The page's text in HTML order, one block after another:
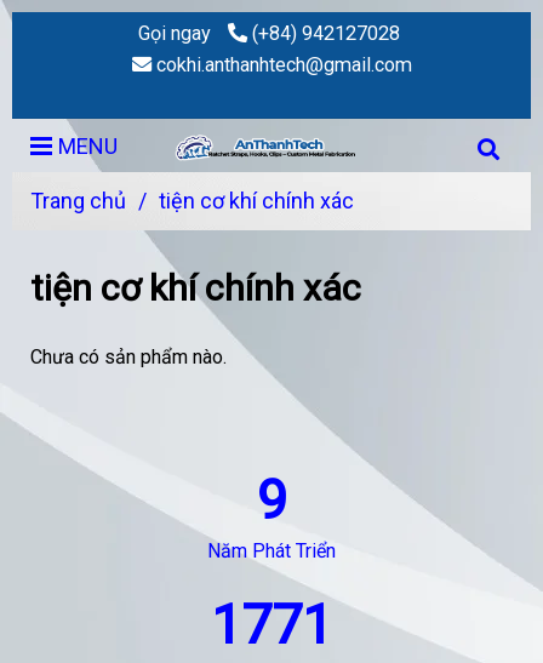
Gọi ngay
(+84) 942127028
cokhi.anthanhtech@gmail.com
MENU
Trang chủ / tiện cơ khí chính xác
tiện cơ khí chính xác
Chưa có sản phẩm nào.
9
Năm Phát Triển
1771